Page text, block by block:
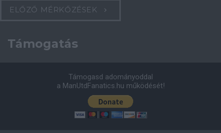
ELŐZŐ MÉRKŐZÉSEK
Támogatás
Támogasd adományoddal
a ManUtdFanatics.hu működését!